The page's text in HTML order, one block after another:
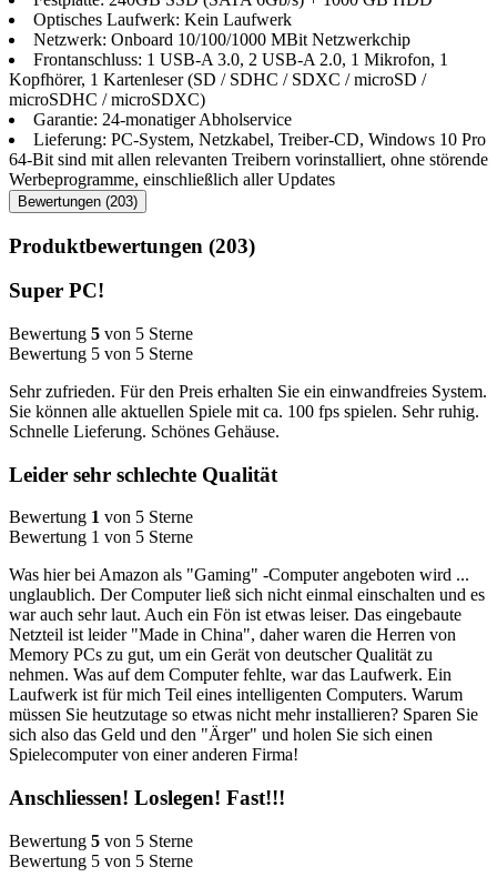
Optisches Laufwerk: Kein Laufwerk
Netzwerk: Onboard 10/100/1000 MBit Netzwerkchip
Frontanschluss: 1 USB-A 3.0, 2 USB-A 2.0, 1 Mikrofon, 1
Kopfhörer, 1 Kartenleser (SD / SDHC / SDXC / microSD /
microSDHC / microSDXC)
Garantie: 24-monatiger Abholservice
Lieferung: PC-System, Netzkabel, Treiber-CD, Windows 10 Pro
64-Bit sind mit allen relevanten Treibern vorinstalliert, ohne störende
Werbeprogramme, einschließlich aller Updates
Bewertungen (203)
Produktbewertungen (203)
Super PC!
Bewertung 5 von 5 Sterne
Bewertung 5 von 5 Sterne
Sehr zufrieden. Für den Preis erhalten Sie ein einwandfreies System.
Sie können alle aktuellen Spiele mit ca. 100 fps spielen. Sehr ruhig.
Schnelle Lieferung. Schönes Gehäuse.
Leider sehr schlechte Qualität
Bewertung 1 von 5 Sterne
Bewertung 1 von 5 Sterne
Was hier bei Amazon als "Gaming" -Computer angeboten wird ...
unglaublich. Der Computer ließ sich nicht einmal einschalten und es
war auch sehr laut. Auch ein Fön ist etwas leiser. Das eingebaute
Netzteil ist leider "Made in China", daher waren die Herren von
Memory PCs zu gut, um ein Gerät von deutscher Qualität zu
nehmen. Was auf dem Computer fehlte, war das Laufwerk. Ein
Laufwerk ist für mich Teil eines intelligenten Computers. Warum
müssen Sie heutzutage so etwas nicht mehr installieren? Sparen Sie
sich also das Geld und den "Ärger" und holen Sie sich einen
Spielecomputer von einer anderen Firma!
Anschliessen! Loslegen! Fast!!!
Bewertung 5 von 5 Sterne
Bewertung 5 von 5 Sterne